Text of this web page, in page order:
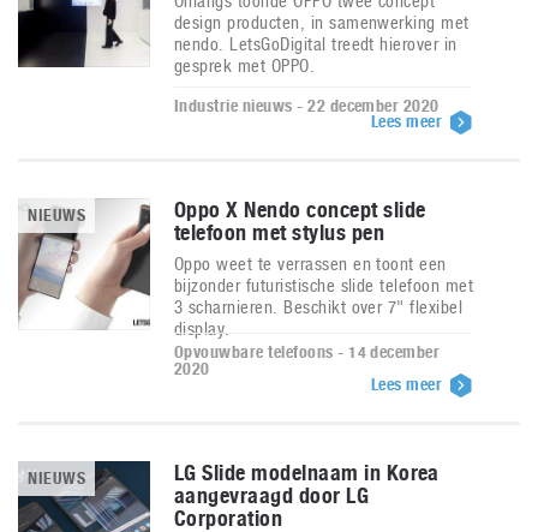
design producten, in samenwerking met
nendo. LetsGoDigital treedt hierover in
gesprek met OPPO.
Industrie nieuws - 22 december 2020
Lees meer
NIEUWS
Oppo X Nendo concept slide
telefoon met stylus pen
Oppo weet te verrassen en toont een
bijzonder futuristische slide telefoon met
3 scharnieren. Beschikt over 7" flexibel
display.
Opvouwbare telefoons - 14 december
2020
Lees meer
NIEUWS
LG Slide modelnaam in Korea
aangevraagd door LG
Corporation